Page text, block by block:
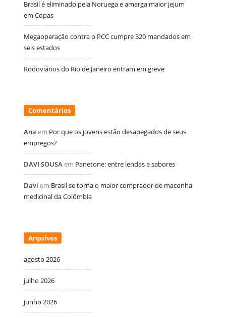
Brasil é eliminado pela Noruega e amarga maior jejum
em Copas
Megaoperação contra o PCC cumpre 320 mandados em
seis estados
Rodoviários do Rio de Janeiro entram em greve
Comentários
Ana em Por que os jovens estão desapegados de seus
empregos?
DAVI SOUSAem Panetone: entre lendas e sabores
Davi em Brasil se torna o maior comprador de maconha
medicinal da Colômbia
Arquivos
agosto 2026
julho 2026
junho 2026